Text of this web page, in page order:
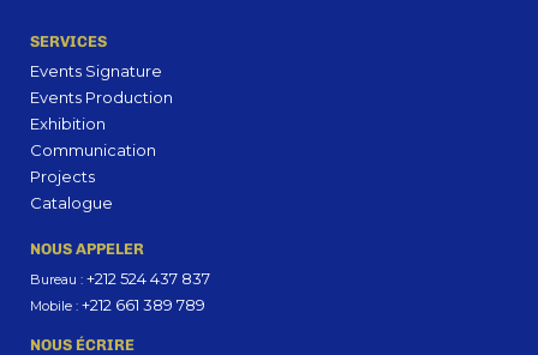
SERVICES
Events Signature
Events Production
Exhibition
Communication
Projects
Catalogue
NOUS APPELER
Bureau : +212 524 437 837
Mobile : +212 661 389 789
NOUS ÉCRIRE